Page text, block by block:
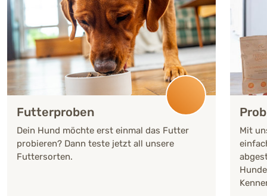
Futterproben
Dein Hund möchte erst einmal das Futter
probieren? Dann teste jetzt all unsere
Futtersorten.
Mit